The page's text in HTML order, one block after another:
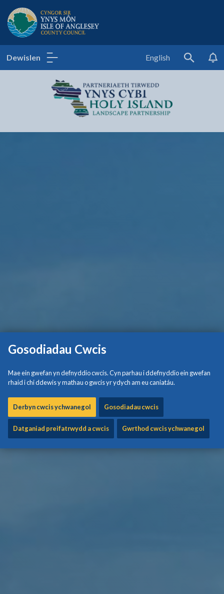
Gosodiadau Cwcis
Mae ein gwefan yn defnyddio cwcis. Cyn parhau i ddefnyddio ein gwefan
rhaid i chi ddewis y mathau o gwcis yr ydych am eu caniatáu.
Derbyn cwcis ychwanegol Gosodiadau cwcis
Datganiad preifatrwydd a cwcis Gwrthod cwcis ychwanegol
Cyngor Sir Ynys Môn
Dewislen English
Search